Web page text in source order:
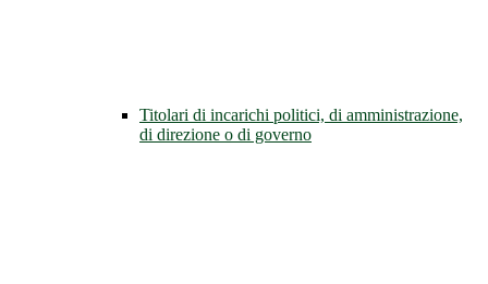
Titolari di incarichi politici, di amministrazione,
di direzione o di governo